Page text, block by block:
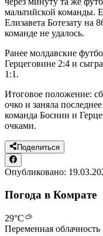
мальтийской команды.
Елизавета Ботезату на
команде не удалось.
Ранее молдавские
Герцеговине 2:4 и
1:1.
Итоговое положение:
очко и заняла
команда Боснии и
очками.
Поделиться
Опубликовано:
Погода в Комрате
29°C
Переменная облачность